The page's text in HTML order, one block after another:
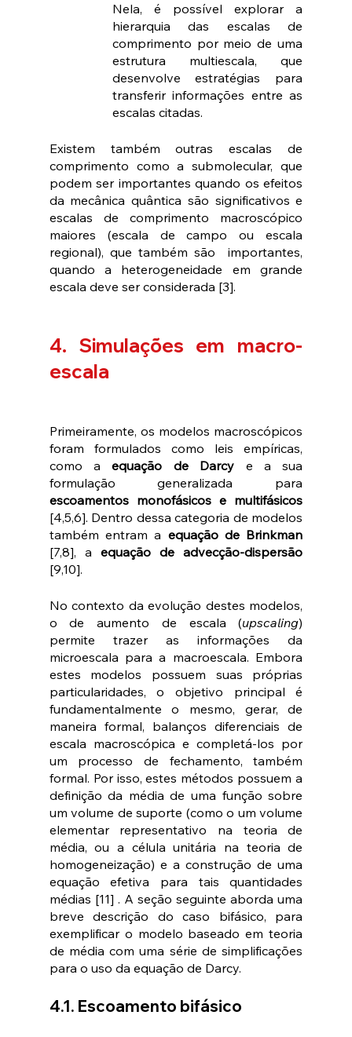
Nela, é possível explorar a
hierarquia das escalas de
comprimento por meio de uma
estrutura multiescala, que
desenvolve estratégias para
transferir informações entre as
escalas citadas.
Existem também outras escalas de
comprimento como a submolecular, que
podem ser importantes quando os efeitos
da mecânica quântica são significativos e
escalas de comprimento macroscópico
maiores (escala de campo ou escala
regional), que também são  importantes,
quando a heterogeneidade em grande
escala deve ser considerada [3].
4. Simulações em macro-
escala
Primeiramente, os modelos macroscópicos
foram formulados como leis empíricas,
como a equação de Darcy e a sua
escoamentos monofásicos e multifásicos
[4,5,6]. Dentro dessa categoria de modelos
também entram a equação de Brinkman
[7,8], a equação de advecção-dispersão
[9,10].
No contexto da evolução destes modelos,
o de aumento de escala (upscaling)
permite trazer as informações da
microescala para a macroescala. Embora
estes modelos possuem suas próprias
particularidades, o objetivo principal é
fundamentalmente o mesmo, gerar, de
maneira formal, balanços diferenciais de
escala macroscópica e completá-los por
um processo de fechamento, também
formal. Por isso, estes métodos possuem a
definição da média de uma função sobre
um volume de suporte (como o um volume
elementar representativo na teoria de
média, ou a célula unitária na teoria de
homogeneização) e a construção de uma
equação efetiva para tais quantidades
médias [11] . A seção seguinte aborda uma
breve descrição do caso bifásico, para
exemplificar o modelo baseado em teoria
de média com uma série de simplificações
para o uso da equação de Darcy.
4.1. Escoamento bifásico